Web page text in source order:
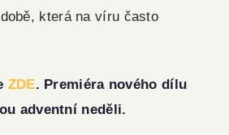
která na víru často
ZDE. Premiéra nového dílu
adventní neděli.